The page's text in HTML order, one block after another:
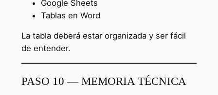
Google Sheets
Tablas en Word
La tabla deberá estar organizada y ser fácil
de entender.
PASO 10 — MEMORIA TÉCNICA